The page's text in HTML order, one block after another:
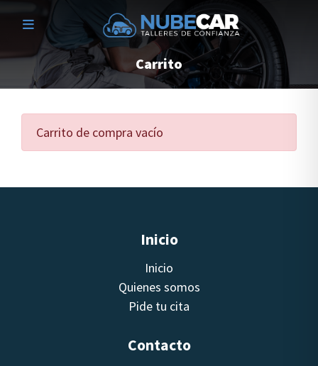
Carrito
Carrito de compra vacío
Inicio
Inicio
Quienes somos
Pide tu cita
Contacto